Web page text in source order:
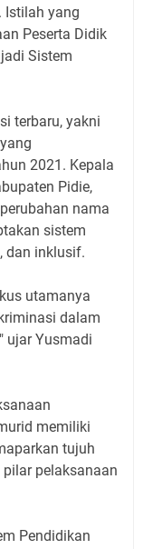
Istilah yang
Peserta Didik
Sistem
terbaru, yakni
2021. Kepala
Pidie,
nama
sistem
dan inklusif.
utamanya
dalam
ujar Yusmadi
memiliki
tujuh
pelaksanaan
Pendidikan